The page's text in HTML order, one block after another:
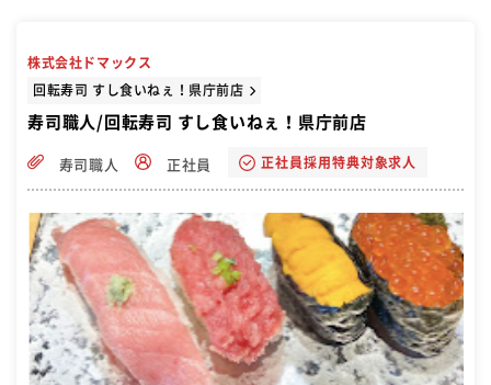
株式会社ドマックス
回転寿司 すし食いねぇ！県庁前店
寿司職人/回転寿司 すし食いねぇ！県庁前店
寿司職人 正社員 正社員採用特典対象求人